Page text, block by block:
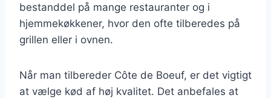
bestanddel på mange restauranter og i
hjemmekøkkener, hvor den ofte tilberedes på
grillen eller i ovnen.
Når man tilbereder Côte de Boeuf, er det vigtigt
at vælge kød af høj kvalitet. Det anbefales at